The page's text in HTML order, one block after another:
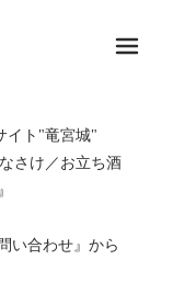
イト"竜宮城"
さけ／お立ち酒
い合わせ』から